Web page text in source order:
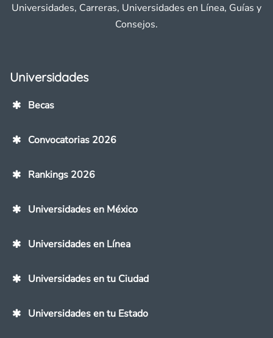
Universidades, Carreras, Universidades en Línea, Guías y
Consejos.
Universidades
Becas
Convocatorias 2026
Rankings 2026
Universidades en México
Universidades en Línea
Universidades en tu Ciudad
Universidades en tu Estado